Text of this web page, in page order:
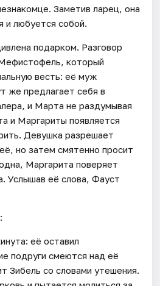
Заметив ларец, она
и любуется собой.
подарком. Разговор
который
весть: её муж
же предлагает себя в
и Марта не раздумывая
и Маргариты появляется
Девушка разрешает
но затем смятенно просит
Маргарита поверяет
Услышав её слова, Фауст
её оставил
подруги смеются над её
Зибель со словами утешения.